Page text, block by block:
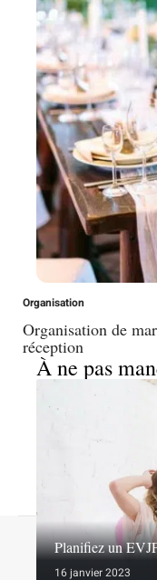
Organisation
Organisation de
réception
À ne pas
Planifiez un
16 janvier 2023
A propos Contact